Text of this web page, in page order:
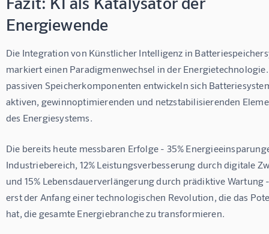
Energiewende
Die Integration von Künstlicher Intelligenz in
markiert einen Paradigmenwechsel in der
passiven Speicherkomponenten entwickeln sich
aktiven, gewinnoptimierenden und netzstabilisierenden
des Energiesystems.
Die bereits heute messbaren Erfolge - 35%
Industriebereich, 12% Leistungsverbesserung durch digitale
und 15% Lebensdauerverlängerung durch prädiktive Wartung
erst der Anfang einer technologischen Revolution, die das
hat, die gesamte Energiebranche zu transformieren.